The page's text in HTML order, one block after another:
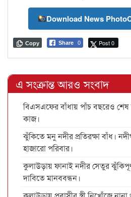
Download News
Share 0 Post 0
Copy
এ সংক্রান্ত আরও সংবাদ
বিএসএফের বাঁধায় পাঁচ বছরেও শেষ
কাজ।
ঝুঁকিতে মনু নদীর প্রতিরক্ষা বাঁধ।
হাজারো পরিবার।
কুলাউড়ায় ফানাই নদীর সেতুর
দাবিতে মানববন্ধন।